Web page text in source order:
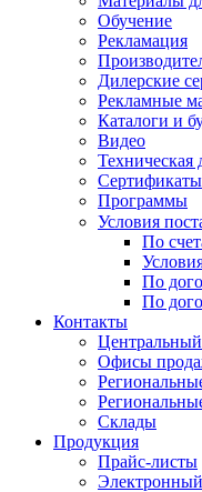
Обучение
Рекламация
Дилерские
Рекламные
Каталоги и
Видео
Техническая
Сертификаты
Программы
Условия
По
По
По
Контакты
Офисы
Склады
Продукция
Прайс-листы
Электронный